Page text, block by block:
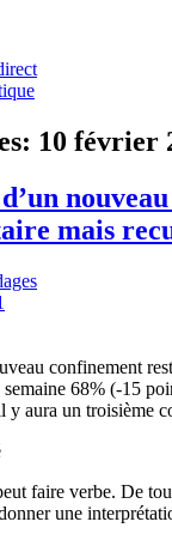
10 février
mais
confinement
68% (-15
y aura un troisième
faire verbe. De
une